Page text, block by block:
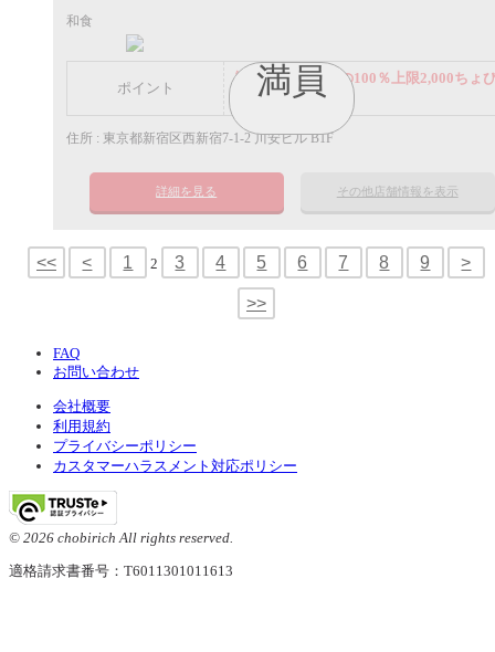
満員
和食
ポイント
謝礼： 飲食代金の100％上限2,000ちょ
ポイント
住所 : 東京都新宿区西新宿7-1-2 川安ビル B1F
詳細を見る その他店舗情報を表示
<< < 1 2 3 4 5 6 7 8 9 >
>>
FAQ
お問い合わせ
会社概要
利用規約
プライバシーポリシー
カスタマーハラスメント対応ポリシー
© 2026 chobirich All rights reserved.
適格請求書番号：T6011301011613